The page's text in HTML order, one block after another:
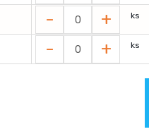
- + ks
- + ks